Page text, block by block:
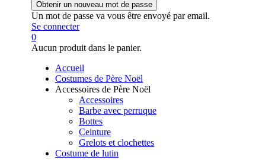
Un mot de passe va vous être envoyé par email.
Se connecter
0
Aucun produit dans le panier.
Accueil
Costumes de Père Noël
Accessoires de Père Noël
Accessoires
Barbe avec perruque
Bottes
Ceinture
Grelots et clochettes
Costume de lutin